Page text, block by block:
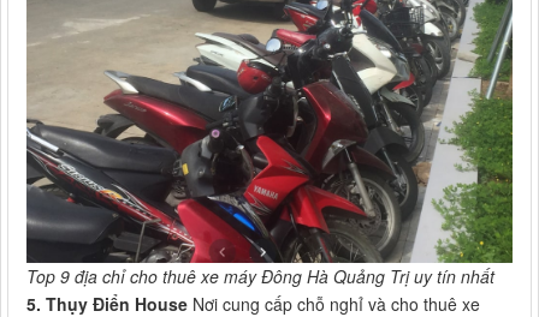
Top 9 địa chỉ cho thuê xe máy Đông Hà Quảng Trị uy tín nhất
5. Thụy Điển House Nơi cung cấp chỗ nghỉ và cho thuê xe